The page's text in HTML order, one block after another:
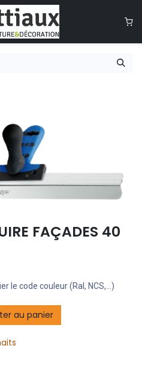
FAÇADES 40
le code couleur (Ral, NCS,...)
au panier